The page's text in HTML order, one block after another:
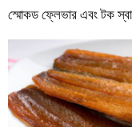
স্মোকড ফ্লেভার এবং টক